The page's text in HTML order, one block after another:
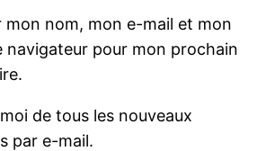
mon nom, mon e-mail et mon
navigateur pour mon prochain
de tous les nouveaux
par e-mail.